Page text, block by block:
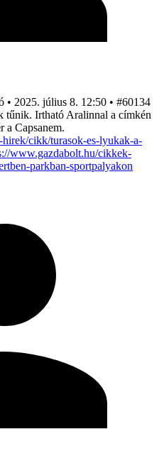
• 2025. július 8. 12:50 • #60134
tűnik. Irtható Aralinnal a címkén
a Capsanem.
cikk/turasok-es-lyukak-a-
www.gazdabolt.hu/cikkek-
parkban-sportpalyakon